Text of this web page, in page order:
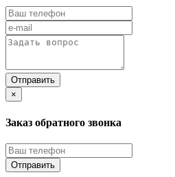
×
Заказ обратного звонка